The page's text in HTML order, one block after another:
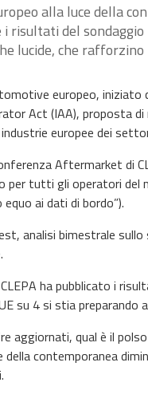
alla luce della
del sondaggio
lucide, che
europeo, iniziato
Act (IAA), proposta
industrie europee dei
Aftermarket di
per tutti gli operatori
ai dati di bordo”).
analisi bimestrale
ha pubblicato i
su 4 si stia preparando
qual è il
contemporanea